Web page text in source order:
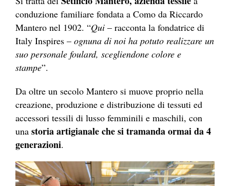
conduzione familiare fondata a Como da Riccardo
Mantero nel 1902. “Qui – racconta la fondatrice di
Italy Inspires – ognuna di noi ha potuto realizzare un
suo personale foulard, scegliendone colore e
stampe”.
Da oltre un secolo Mantero si muove proprio nella
creazione, produzione e distribuzione di tessuti ed
accessori tessili di lusso femminili e maschili, con
una storia artigianale che si tramanda ormai da 4
generazioni.